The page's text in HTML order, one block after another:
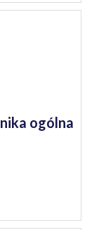
ogólna